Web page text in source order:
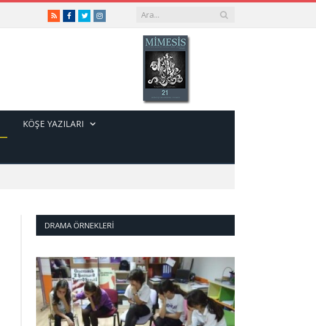
RSSFacebook
TwitterInstagram
KÖŞE YAZILARI
DRAMA ÖRNEKLERI